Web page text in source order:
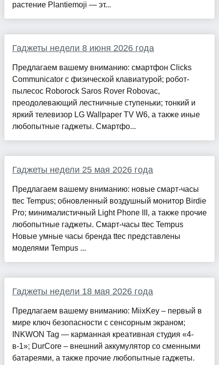
растение Plantiemoji — эт...
Гаджеты недели 8 июня 2026 года
Предлагаем вашему вниманию: смартфон Clicks
Communicator с физической клавиатурой; робот-
пылесос Roborock Saros Rover Robovac,
преодолевающий лестничные ступеньки; тонкий и
яркий телевизор LG Wallpaper TV W6, а также иные
любопытные гаджеты. Смартфо...
Гаджеты недели 25 мая 2026 года
Предлагаем вашему вниманию: новые смарт-часы
ttec Tempus; обновленный воздушный монитор Birdie
Pro; минималистичный Light Phone III, а также прочие
любопытные гаджеты. Смарт-часы ttec Tempus
Новые умные часы бренда ttec представлены
моделями Tempus ...
Гаджеты недели 18 мая 2026 года
Предлагаем вашему вниманию: MiixKey – первый в
мире ключ безопасности с сенсорным экраном;
INKWON Tag — карманная креативная студия «4-
в-1»; DurCore – внешний аккумулятор со сменными
батареями, а также прочие любопытные гаджеты.